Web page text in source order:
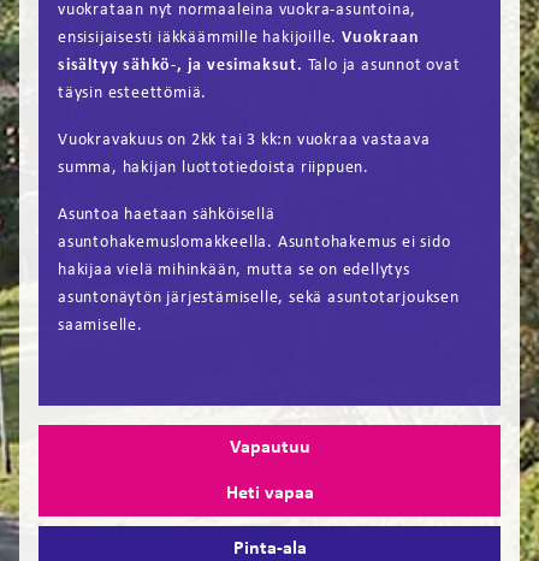
vuokrataan nyt normaaleina vuokra-asuntoina,
ensisijaisesti iäkkäämmille hakijoille.Vuokraan
sisältyy sähkö-, ja vesimaksut. Talo ja asunnot ovat
täysin esteettömiä.
Vuokravakuus on 2kk tai 3 kk:n vuokraa vastaava
summa, hakijan luottotiedoista riippuen.
Asuntoa haetaan sähköisellä
asuntohakemuslomakkeella. Asuntohakemus ei sido
hakijaa vielä mihinkään, mutta se on edellytys
asuntonäytön järjestämiselle, sekä asuntotarjouksen
saamiselle.
Vapautuu
Heti vapaa
Pinta-ala